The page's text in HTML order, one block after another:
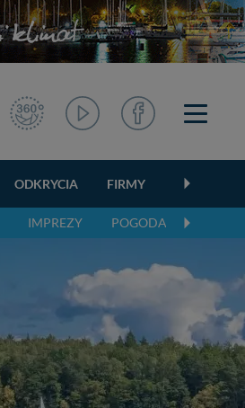
ODKRYCIA FIRMY
IMPREZY POGODA